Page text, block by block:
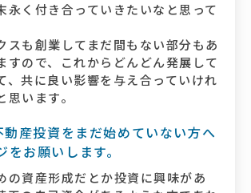
永く付き合っていきたいなと思って
スも創業してまだ間もない部分もあ
すので、これからどんどん発展して
、共に良い影響を与え合っていけれ
思います。
産投資をまだ始めていない方へ
をお願いします。
の資産形成だとか投資に興味があ